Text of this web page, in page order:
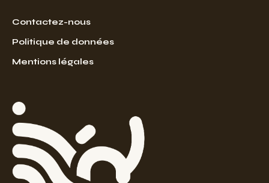
Contactez-nous
Politique de données
Mentions légales